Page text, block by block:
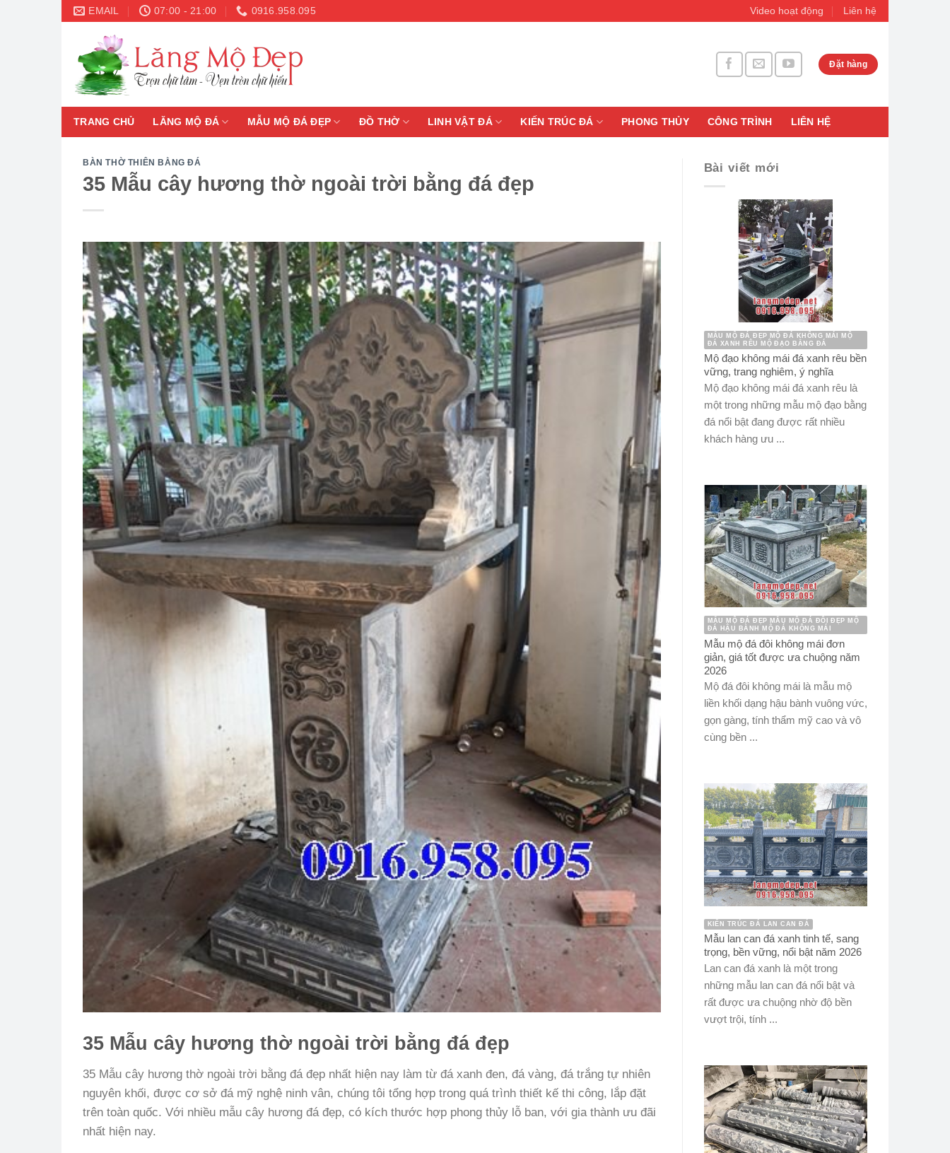
Skip
content
EMAIL 07:00 - 21:00 0916.958.095 Video hoạt động Liên hệ
Đặt hàng
TRANG CHỦ LĂNG MỘ ĐÁ MẪU MỘ ĐÁ ĐẸP ĐỒ THỜ LINH VẬT ĐÁ KIẾN TRÚC ĐÁ PHONG THỦY CÔNG TRÌNH LIÊN HỆ
BÀN THỜ THIÊN BẰNG ĐÁ
35 Mẫu cây hương thờ ngoài trời bằng đá đẹp
35 Mẫu cây hương thờ ngoài trời bằng đá đẹp
35 Mẫu cây hương thờ ngoài trời bằng đá đẹp nhất hiện nay làm từ đá xanh đen, đá vàng, đá trắng tự nhiên
nguyên khối, được cơ sở đá mỹ nghệ ninh vân, chúng tôi tổng hợp trong quá trình thiết kế thi công, lắp đặt
trên toàn quốc. Với nhiều mẫu cây hương đá đẹp, có kích thước hợp phong thủy lỗ ban, với gia thành ưu đãi
nhất hiện nay.
Bài viết mới
MẪU MỘ ĐÁ ĐẸP MỘ ĐÁ KHÔNG MÁI MỘ
ĐÁ XANH RÊU MỘ ĐẠO BẰNG ĐÁ
Mộ đạo không mái đá xanh rêu bền
vững, trang nghiêm, ý nghĩa
Mộ đạo không mái đá xanh rêu là
một trong những mẫu mộ đạo bằng
đá nổi bật đang được rất nhiều
khách hàng ưu ...
MẪU MỘ ĐÁ ĐẸP MẪU MỘ ĐÁ ĐÔI ĐẸP MỘ
ĐÁ HẬU BÀNH MỘ ĐÁ KHÔNG MÁI
Mẫu mộ đá đôi không mái đơn
giản, giá tốt được ưa chuộng năm
2026
Mộ đá đôi không mái là mẫu mộ
liền khối dạng hậu bành vuông vức,
gọn gàng, tính thẩm mỹ cao và vô
cùng bền ...
KIẾN TRÚC ĐÁ LAN CAN ĐÁ
Mẫu lan can đá xanh tinh tế, sang
trọng, bền vững, nổi bật năm 2026
Lan can đá xanh là một trong
những mẫu lan can đá nổi bật và
rất được ưa chuộng nhờ độ bền
vượt trội, tính ...